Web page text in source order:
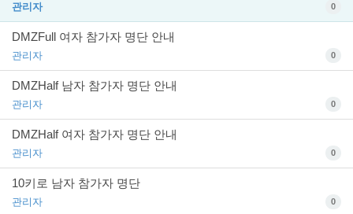
관리자 0
DMZFull 여자 참가자 명단 안내
관리자 0
DMZHalf 남자 참가자 명단 안내
관리자 0
DMZHalf 여자 참가자 명단 안내
관리자 0
10키로 남자 참가자 명단
관리자 0